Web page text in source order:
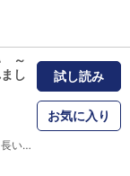
～
し
元カンスト勇者、魔物使いに転職!!? 長い旅路の末、『転職の書』を手にしたノア。忌々しく感じていた『勇者』の職を捨て、新たに命じられた職業は『魔物使い』!!? 個性豊かな魔物達を仲間にし、憧れのスローライフを目指す！ (C)Senri Kakei,hu-ko 2019┴(C)2019 Norio Doujima
試し読み
お気に入り